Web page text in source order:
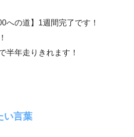
への道】1週間完了です！
半年走りきれます！
い言葉